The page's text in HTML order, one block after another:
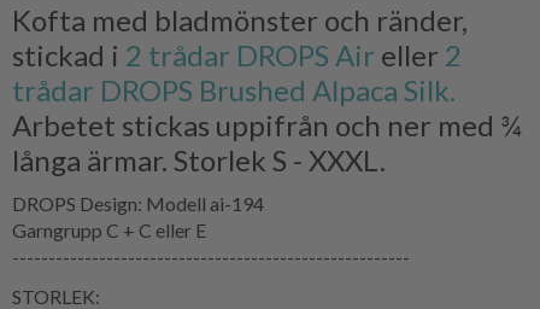
Kofta med bladmönster och ränder,
stickad i 2 trådar DROPS Air eller 2
trådar DROPS Brushed Alpaca Silk.
Arbetet stickas uppifrån och ner med ¾
långa ärmar. Storlek S - XXXL.
DROPS Design: Modell ai-194
Garngrupp C + C eller E
-------------------------------------------------------
STORLEK: